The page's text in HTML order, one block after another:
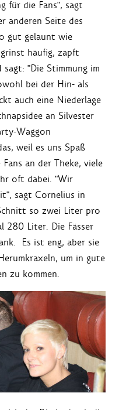
für die Fans", sagt
anderen Seite des
gut gelaunt wie
häufig, zapft
"Die Stimmung im
bei der Hin- als
auch eine Niederlage
an Silvester
Waggon
weil es uns Spaß
an der Theke, viele
oft dabei. "Wir
sagt Cornelius in
so zwei Liter pro
280 Liter. Die Fässer
Es ist eng, aber sie
um in gute
zu kommen.